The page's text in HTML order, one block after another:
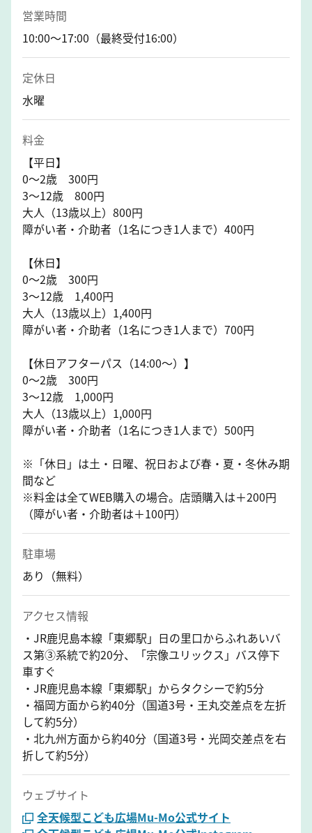
営業時間
10:00～17:00（最終受付16:00）
定休日
水曜
料金
【平日】
0～2歳 300円
3～12歳 800円
大人（13歳以上）800円
障がい者・介助者（1名につき1人まで）400円
【休日】
0～2歳 300円
3～12歳 1,400円
大人（13歳以上）1,400円
障がい者・介助者（1名につき1人まで）700円
【休日アフターパス（14:00～）】
0～2歳 300円
3～12歳 1,000円
大人（13歳以上）1,000円
障がい者・介助者（1名につき1人まで）500円
※「休日」は土・日曜、祝日および春・夏・冬休み期
間など
※料金は全てWEB購入の場合。店頭購入は＋200円
（障がい者・介助者は＋100円）
駐車場
あり（無料）
アクセス情報
・JR鹿児島本線「東郷駅」日の里口からふれあいバ
ス第③系統で約20分、「宗像ユリックス」バス停下
車すぐ
・JR鹿児島本線「東郷駅」からタクシーで約5分
・福岡方面から約40分（国道3号・王丸交差点を左折
して約5分）
・北九州方面から約40分（国道3号・光岡交差点を右
折して約5分）
ウェブサイト
全天候型こども広場Mu-Mo公式サイト